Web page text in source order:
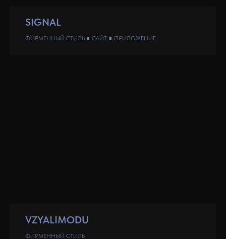
SIGNAL
ФИРМЕННЫЙ СТИЛЬ ∎ САЙТ ∎ ПРИЛОЖЕНИЕ
VZYALIMODU
ФИРМЕННЫЙ СТИЛЬ